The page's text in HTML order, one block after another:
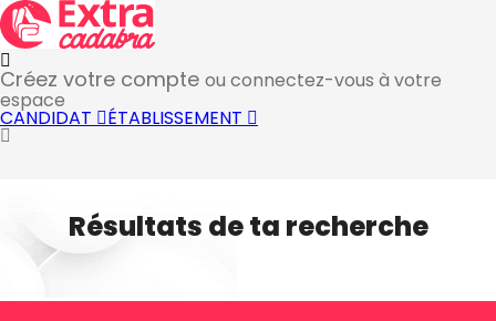
Créez votre compte ou connectez-vous à votre
espace
CANDIDAT ÉTABLISSEMENT
Résultats de ta recherche